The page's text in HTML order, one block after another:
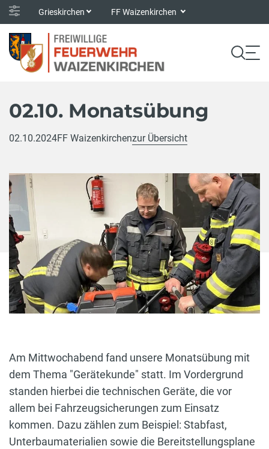
Grieskirchen FF Waizenkirchen
02.10. Monatsübung
02.10.2024FF Waizenkirchenzur Übersicht
Am Mittwochabend fand unsere Monatsübung mit
dem Thema "Gerätekunde" statt. Im Vordergrund
standen hierbei die technischen Geräte, die vor
allem bei Fahrzeugsicherungen zum Einsatz
kommen. Dazu zählen zum Beispiel: Stabfast,
Unterbaumaterialien sowie die Bereitstellungsplane